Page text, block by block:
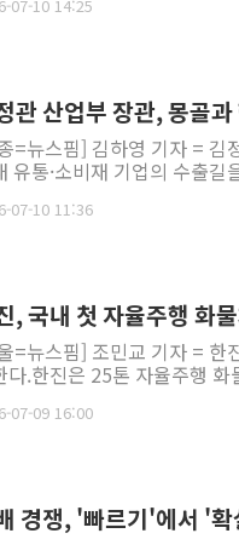
07-10 14:25
관 산업부 장관, 몽골
=뉴스핌] 김하영 기자 = 김
유통·소비재 기업의 수출
07-10 11:36
, 국내 첫 자율주행 화
=뉴스핌] 조민교 기자 = 한
다.한진은 25톤 자율주행
07-09 16:00
경쟁, '빠르기'에서 '